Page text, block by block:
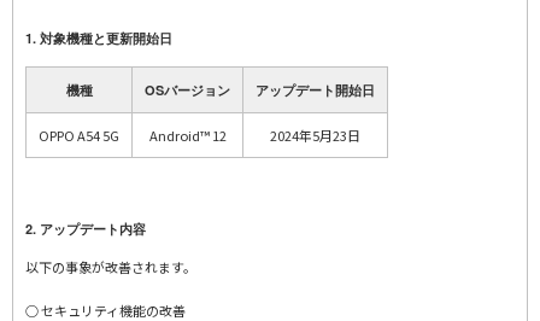
1. 対象機種と更新開始日
機種 OSバージョン アップデート開始日
OPPO A54 5G Android™ 12 2024年5月23日
2. アップデート内容
以下の事象が改善されます。
○ セキュリティ機能の改善